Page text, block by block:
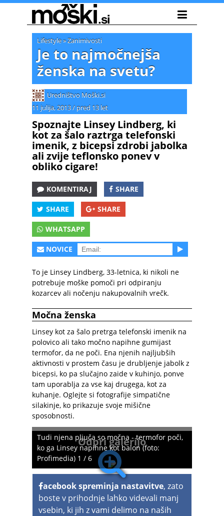
Lifestyle»Zanimivosti
Je to najmočnejša
ženska na svetu?
Uredništvo Moški.si
11 julija, 2013/ pred 13 let
Spoznajte Linsey Lindberg, ki
kot za šalo raztrga telefonski
imenik, z bicepsi zdrobi jabolka
ali zvije teflonsko ponev v
obliko cigare!
KOMENTIRAJ SHARE
SHARE SHARE
WHATSAPP
NOVICE
To je Linsey Lindberg, 33-letnica, ki nikoli ne
potrebuje moške pomoči pri odpiranju
kozarcev ali nočenju nakupovalnih vrečk.
Močna ženska
Linsey kot za šalo pretrga telefonski imenik na
polovico ali tako močno napihne gumijast
termofor, da ne poči. Ena njenih najljubših
aktivnosti v prostem času je drubljenje jabolk z
bicepsi, ko pa slučajno zaide v kuhinjo, ponve
tam uporablja za vse kaj drugega, kot za
kuhanje. Oglejte si fotografije simpatične
silakinje, ko prikazuje svoje mišične
sposobnosti.
Odpri galerijo
Tudi njena pljuča so močna - termofor poči,
ko ga Linsey napihne kot balon (foto:
Profimedia) 1 / 6
acebook spreminja nastavitve, zato
boste v prihodnje lahko videvali manj
vsebin, ki jih z vami delimo na naših